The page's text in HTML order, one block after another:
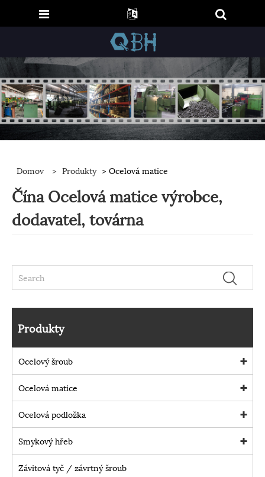
Domov > Produkty > Ocelová matice
Čína Ocelová matice výrobce,
dodavatel, továrna
Produkty
Ocelový šroub
Ocelová matice
Ocelová podložka
Smykový hřeb
Závitová tyč / závrtný šroub